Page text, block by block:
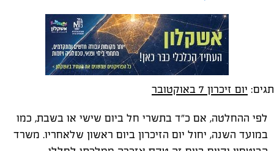
תגים: יום זיכרון 7 באוקטובר
לפי ההחלטה, אם כ"ד בתשרי חל ביום שישי או בשבת, כמו
במועד השנה, יחול יום הזיכרון ביום ראשון שלאחריו. משרד